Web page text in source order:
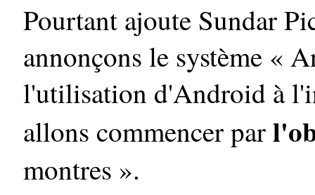
Pourtant ajoute Sundar
annonçons le système «
l'utilisation d'Android à
allons commencer par
montres ».